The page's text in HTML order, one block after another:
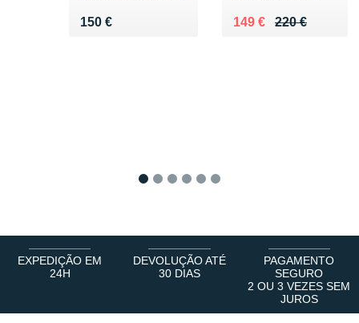
150 €
Vendu 150 € 220 €
Au lieu de 220 €
149 €
Vendu 149 €
EXPEDIÇÃO EM
24H
DEVOLUÇÃO ATÉ
30 DIAS
PAGAMENTO
SEGURO
2 OU 3 VEZES SEM
JUROS